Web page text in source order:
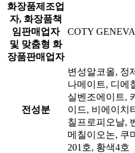
화장품제조업
자, 화장품책
임판매업자
및 맞춤형 화
장품판매업자
COTY
전성분
변성알코올, 정
나메이트, 디에
실벤조에이트,
이드, 비에이치
칠프로피오날,
메칠이오논, 쿠
201호, 황색4호